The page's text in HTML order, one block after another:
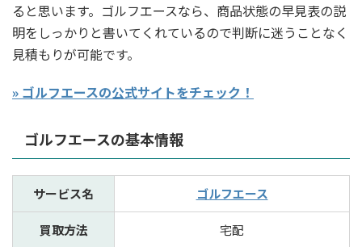
ると思います。ゴルフエースなら、商品状態の早見表の説
明をしっかりと書いてくれているので判断に迷うことなく
見積もりが可能です。
» ゴルフエースの公式サイトをチェック！
ゴルフエースの基本情報
サービス名 ゴルフエース
買取方法 宅配